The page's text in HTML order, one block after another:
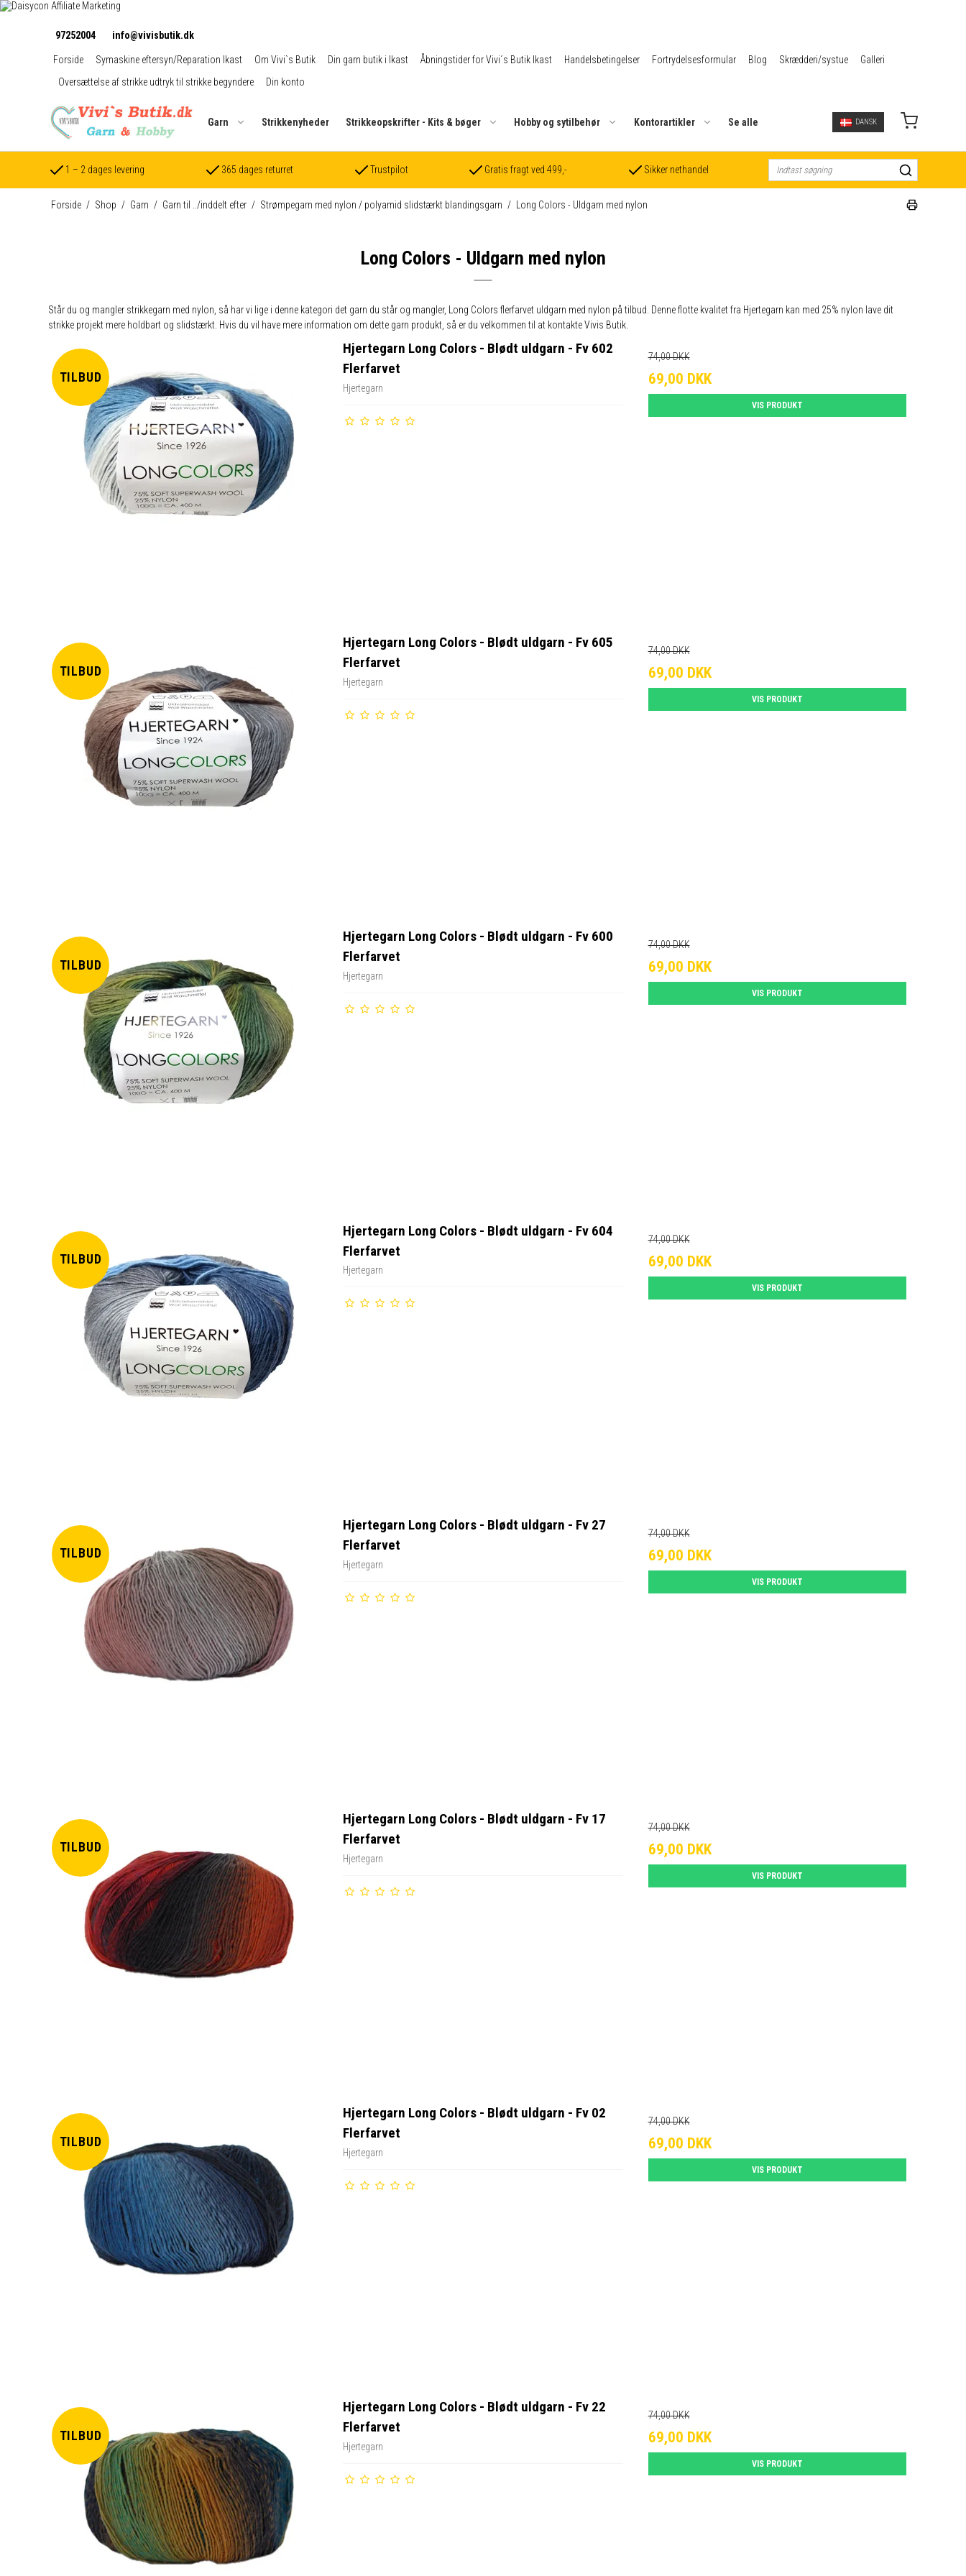
97252004 info@vivisbutik.dk
Forside Symaskine eftersyn/Reparation Ikast Om Vivi`s Butik Din garn butik i Ikast Åbningstider for Vivi´s Butik Ikast Handelsbetingelser Fortrydelsesformular Blog Skrædderi/systue
Galleri
Oversættelse af strikke udtryk til strikke begyndere
Din konto
Garn Strikkenyheder Strikkeopskrifter - Kits & bøger Hobby og sytilbehør Kontorartikler Se alle DANSK
1 – 2 dages levering 365 dages returret Trustpilot Gratis fragt ved 499,- Sikker nethandel
Forside / Shop / Garn / Garn til ../inddelt efter / Strømpegarn med nylon / polyamid slidstærkt blandingsgarn / Long Colors - Uldgarn med nylon
Long Colors - Uldgarn med nylon
Står du og mangler strikkegarn med nylon, så har vi lige i denne kategori det garn du står og mangler, Long Colors flerfarvet uldgarn med nylon på tilbud. Denne flotte kvalitet fra Hjertegarn kan med 25% nylon lave dit
strikke projekt mere holdbart og slidstærkt. Hvis du vil have mere information om dette garn produkt, så er du velkommen til at kontakte Vivis Butik.
TILBUD
Hjertegarn Long Colors - Blødt uldgarn - Fv 602
Flerfarvet
Hjertegarn
74,00 DKK
69,00 DKK
VIS PRODUKT
TILBUD
Hjertegarn Long Colors - Blødt uldgarn - Fv 605
Flerfarvet
Hjertegarn
74,00 DKK
69,00 DKK
VIS PRODUKT
TILBUD
Hjertegarn Long Colors - Blødt uldgarn - Fv 600
Flerfarvet
Hjertegarn
74,00 DKK
69,00 DKK
VIS PRODUKT
TILBUD
Hjertegarn Long Colors - Blødt uldgarn - Fv 604
Flerfarvet
Hjertegarn
74,00 DKK
69,00 DKK
VIS PRODUKT
TILBUD
Hjertegarn Long Colors - Blødt uldgarn - Fv 27
Flerfarvet
Hjertegarn
74,00 DKK
69,00 DKK
VIS PRODUKT
TILBUD
Hjertegarn Long Colors - Blødt uldgarn - Fv 17
Flerfarvet
Hjertegarn
74,00 DKK
69,00 DKK
VIS PRODUKT
TILBUD
Hjertegarn Long Colors - Blødt uldgarn - Fv 02
Flerfarvet
Hjertegarn
74,00 DKK
69,00 DKK
VIS PRODUKT
TILBUD
Hjertegarn Long Colors - Blødt uldgarn - Fv 22
Flerfarvet
Hjertegarn
74,00 DKK
69,00 DKK
VIS PRODUKT